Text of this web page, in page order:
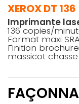
XEROX DT 136
Imprimante
136 copies/
Format maxi
Finition
massicot chasse